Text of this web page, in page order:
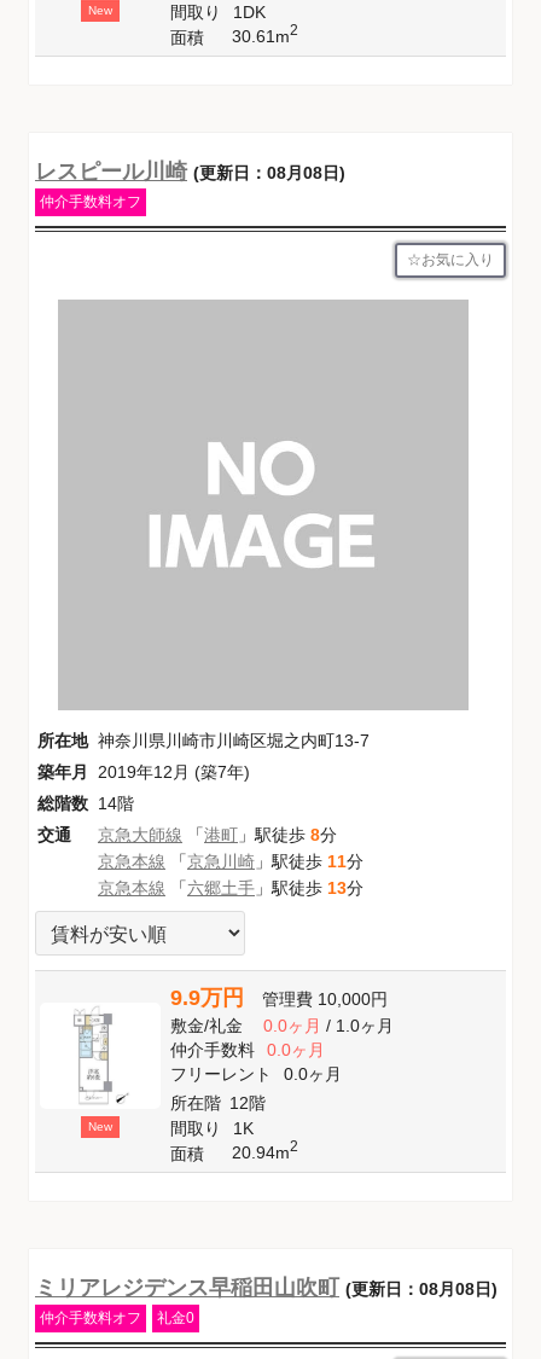
New
間取り
1DK
面積
30.61m2
レスピール川崎 (更新日：08月08日)
仲介手数料オフ
お気に入り
所在地 神奈川県川崎市川崎区堀之内町13-7
築年月
2019年12月 (築7年)
総階数 14階
交通
京急大師線 「港町 」駅徒歩 8分
京急本線 「京急川崎 」駅徒歩 11分
京急本線 「六郷土手 」駅徒歩 13分
New
9.9万円 管理費 10,000円
敷金/礼金 0.0ヶ月/ 1.0ヶ月
仲介手数料
0.0ヶ月
フリーレント
0.0ヶ月
所在階 12階
間取り
1K
面積
20.94m2
ミリアレジデンス早稲田山吹町 (更新日：08月08日)
仲介手数料オフ 礼金0